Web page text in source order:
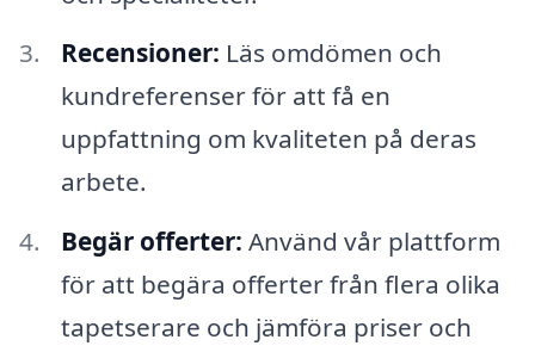
Recensioner: Läs omdömen och
kundreferenser för att få en
uppfattning om kvaliteten på deras
arbete.
Begär offerter: Använd vår plattform
för att begära offerter från flera olika
tapetserare och jämföra priser och